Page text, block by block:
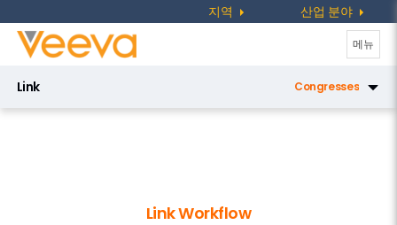
지역 산업 분야
탐
전
메뉴
Link Congresses
Link Workflow